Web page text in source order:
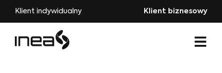
Klient indywidualny Klient biznesowy